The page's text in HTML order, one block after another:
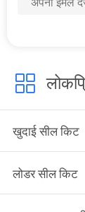
खुदाई सील किट
लोडर सील किट